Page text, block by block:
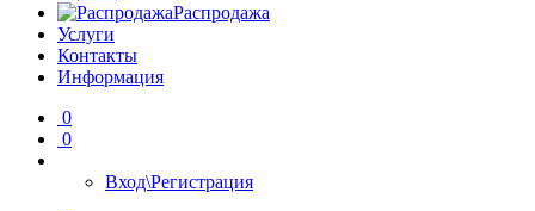
Распродажа
Услуги
Контакты
Информация
0
0
Вход\Регистрация